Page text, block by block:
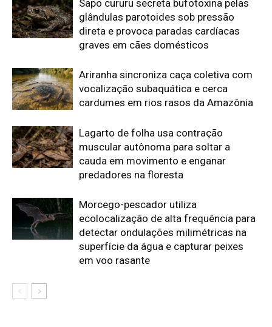
Morcego-pescador utiliza
ecolocalização de alta frequência para
detectar ondulações milimétricas na
superfície da água e capturar peixes
Edição atual da Revista
Amazônia
ÚLTIMA EDIÇÃO